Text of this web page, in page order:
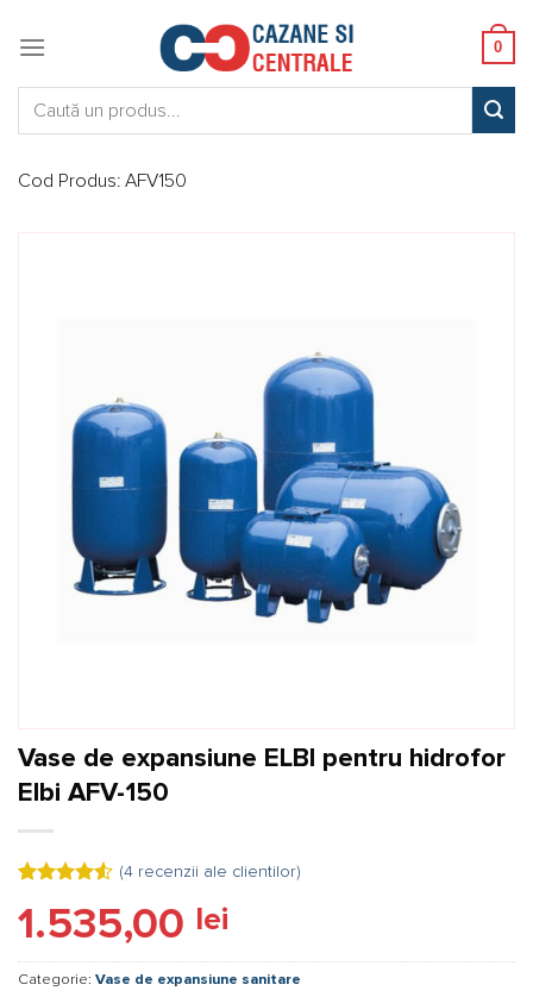
0
Cod Produs: AFV150
Vase de expansiune ELBI pentru hidrofor
Elbi AFV-150
4.50
din 5
pe baza a
de la
(4recenzii ale clientilor)
1.535,00 lei
Categorie: Vase de expansiune sanitare